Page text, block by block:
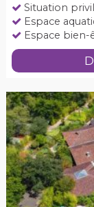
Situation
Espace
Espace bien-